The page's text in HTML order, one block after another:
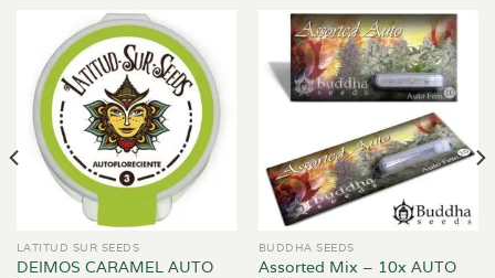
LATITUD SUR SEEDS
DEIMOS CARAMEL AUTO
BUDDHA SEEDS
Assorted Mix – 10x AUTO